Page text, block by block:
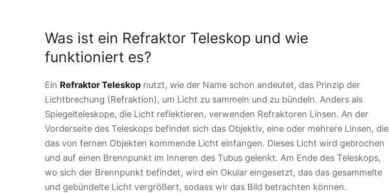
Was ist ein Refraktor Teleskop und wie
funktioniert es?
Ein Refraktor Teleskop nutzt, wie der Name schon andeutet, das Prinzip der
Lichtbrechung (Refraktion), um Licht zu sammeln und zu bündeln. Anders als
Spiegelteleskope, die Licht reflektieren, verwenden Refraktoren Linsen. An der
Vorderseite des Teleskops befindet sich das Objektiv, eine oder mehrere Linsen, die
das von fernen Objekten kommende Licht einfangen. Dieses Licht wird gebrochen
und auf einen Brennpunkt im Inneren des Tubus gelenkt. Am Ende des Teleskops,
wo sich der Brennpunkt befindet, wird ein Okular eingesetzt, das das gesammelte
und gebündelte Licht vergrößert, sodass wir das Bild betrachten können.